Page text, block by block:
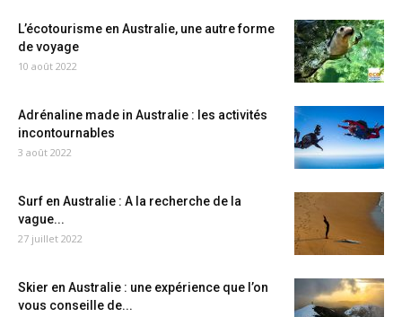
L’écotourisme en Australie, une autre forme
de voyage
10 août 2022
Adrénaline made in Australie : les activités
incontournables
3 août 2022
Surf en Australie : A la recherche de la
vague...
27 juillet 2022
Skier en Australie : une expérience que l’on
vous conseille de...